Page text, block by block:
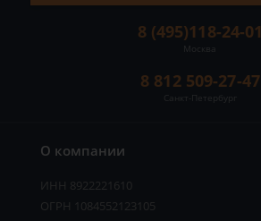
О компании
ИНН 8922221610
ОГРН 1084552123105
8 (495)118-24-01
Москва
8 812 509-27-47
Санкт-Петербург